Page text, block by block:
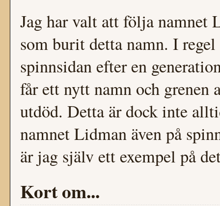
Jag har valt att följa namnet
som burit detta namn. I
spinnsidan efter en
får ett nytt namn och grenen
utdöd. Detta är dock inte
namnet Lidman även på
är jag själv ett exempel på
Kort om...